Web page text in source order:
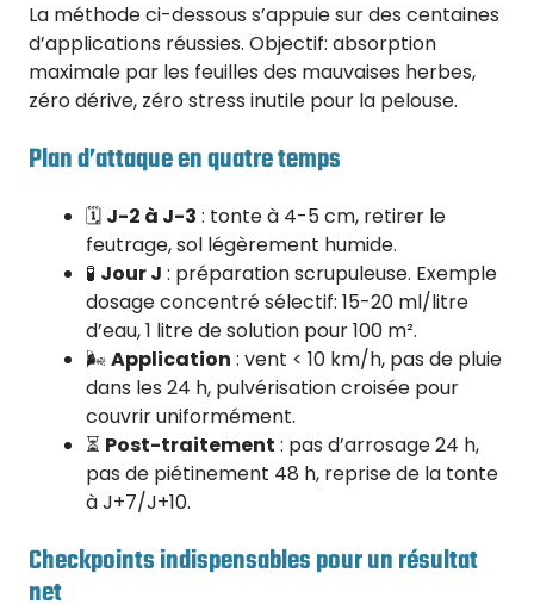
La méthode ci-dessous s’appuie sur des centaines
d’applications réussies. Objectif: absorption
maximale par les feuilles des mauvaises herbes,
zéro dérive, zéro stress inutile pour la pelouse.
Plan d’attaque en quatre temps
🗓️ J-2 à J-3 : tonte à 4-5 cm, retirer le
feutrage, sol légèrement humide.
🧪 Jour J : préparation scrupuleuse. Exemple
dosage concentré sélectif: 15-20 ml/litre
d’eau, 1 litre de solution pour 100 m².
🌬️Application : vent < 10 km/h, pas de pluie
dans les 24 h, pulvérisation croisée pour
couvrir uniformément.
⏳ Post-traitement : pas d’arrosage 24 h,
pas de piétinement 48 h, reprise de la tonte
à J+7/J+10.
Checkpoints indispensables pour un résultat
net